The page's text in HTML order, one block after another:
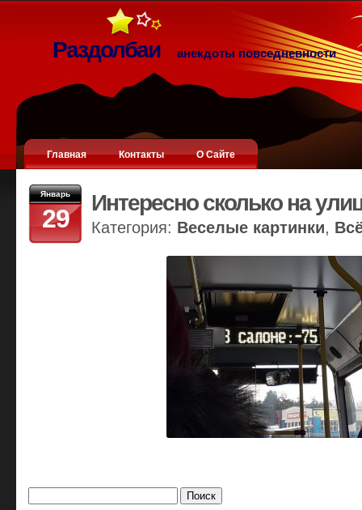
Раздолбаи анекдоты повседневности
Главная Контакты О Сайте
Январь
29
Интересно сколько на
Категория: Веселые картинки,